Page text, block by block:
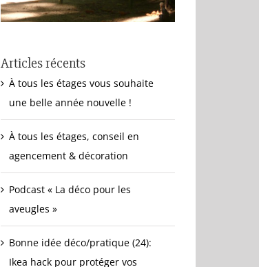
Articles récents
À tous les étages vous souhaite
une belle année nouvelle !
À tous les étages, conseil en
agencement & décoration
Podcast « La déco pour les
aveugles »
Bonne idée déco/pratique (24):
Ikea hack pour protéger vos